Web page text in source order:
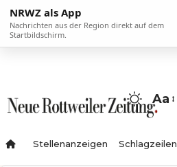
NRWZ als App
Nachrichten aus der Region direkt auf dem
Startbildschirm.
Aa
Stellenanzeigen Schlagzeilen